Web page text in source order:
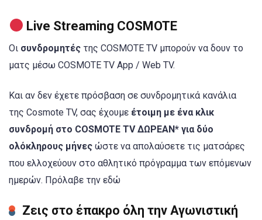
Live Streaming COSMOTE
Οι συνδρομητές της COSMOTE TV μπορούν να δουν το
ματς μέσω COSMOTE TV App / Web TV.
Και αν δεν έχετε πρόσβαση σε συνδρομητικά κανάλια
της Cosmote TV, σας έχουμε έτοιμη με ένα κλικ
συνδρομή στο COSMOTE TV ΔΩΡΕΑΝ* για δύο
ολόκληρους μήνες ώστε να απολαύσετε τις ματσάρες
που ελλοχεύουν στο αθλητικό πρόγραμμα των επόμενων
ημερών. Πρόλαβε την εδώ
Ζεις στο έπακρο όλη την Αγωνιστική